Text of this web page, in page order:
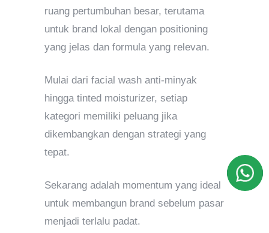
ruang pertumbuhan besar, terutama
untuk brand lokal dengan positioning
yang jelas dan formula yang relevan.
Mulai dari facial wash anti-minyak
hingga tinted moisturizer, setiap
kategori memiliki peluang jika
dikembangkan dengan strategi yang
tepat.
Sekarang adalah momentum yang ideal
untuk membangun brand sebelum pasar
menjadi terlalu padat.